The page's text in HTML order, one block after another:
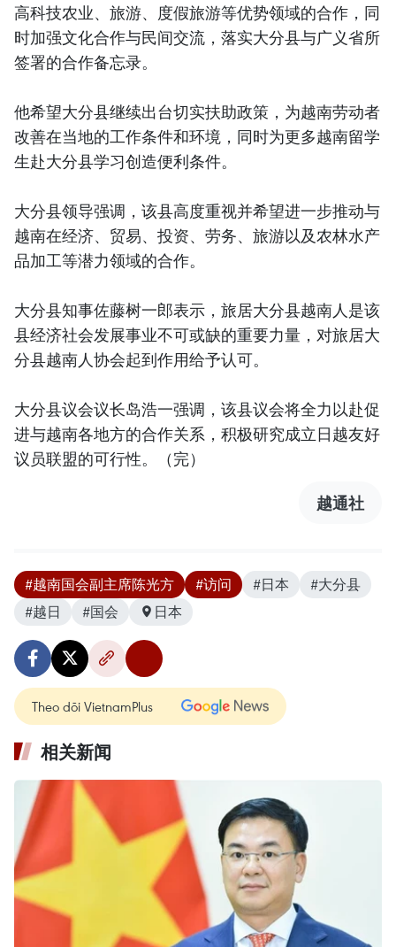
高科技农业、旅游、度假旅游等优势领域的合作，同
时加强文化合作与民间交流，落实大分县与广义省所
签署的合作备忘录。
他希望大分县继续出台切实扶助政策，为越南劳动者
改善在当地的工作条件和环境，同时为更多越南留学
生赴大分县学习创造便利条件。
大分县领导强调，该县高度重视并希望进一步推动与
越南在经济、贸易、投资、劳务、旅游以及农林水产
品加工等潜力领域的合作。
大分县知事佐藤树一郎表示，旅居大分县越南人是该
县经济社会发展事业不可或缺的重要力量，对旅居大
分县越南人协会起到作用给予认可。
大分县议会议长岛浩一强调，该县议会将全力以赴促
进与越南各地方的合作关系，积极研究成立日越友好
议员联盟的可行性。（完）
越通社
#越南国会副主席陈光方 #访问 #日本
#大分县
#越日
#国会 日本
Theo dõi VietnamPlus
相关新闻